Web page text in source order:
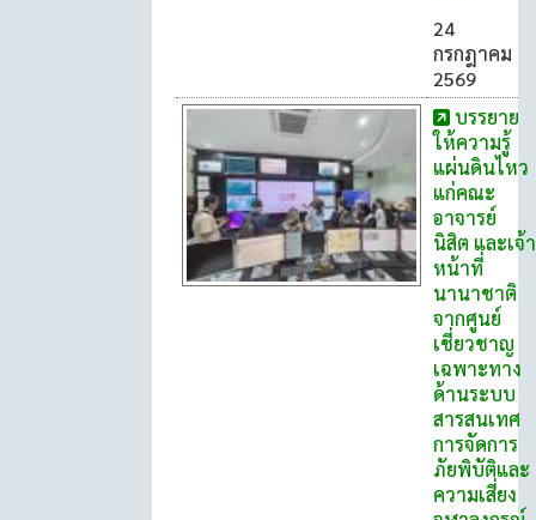
24
กรกฎาคม
2569
บรรยาย
ให้ความรู้
แผ่นดินไหว
แก่คณะ
อาจารย์
นิสิต และเจ้า
หน้าที่
นานาชาติ
จากศูนย์
เชี่ยวชาญ
เฉพาะทาง
ด้านระบบ
สารสนเทศ
การจัดการ
ภัยพิบัติและ
ความเสี่ยง